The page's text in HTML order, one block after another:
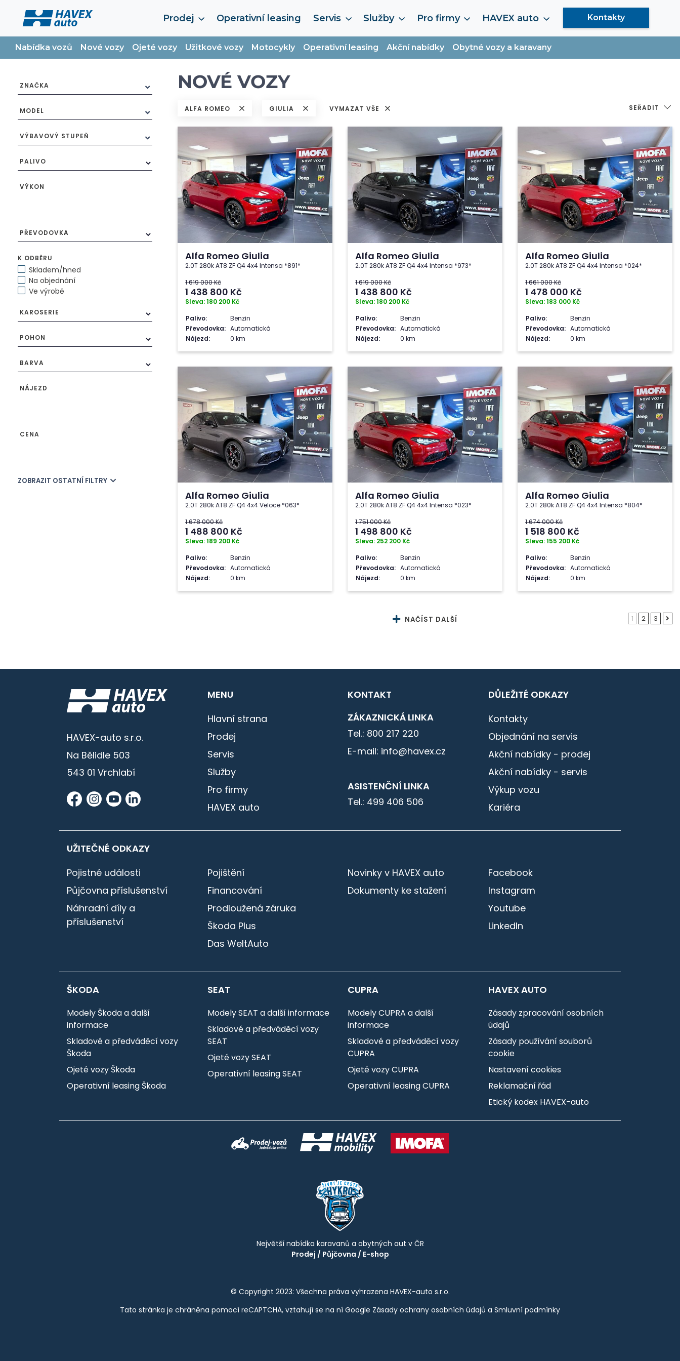
Prodej Operativní leasing Servis Služby Pro firmy HAVEX auto Kontakty
Nabídka vozů Nové vozy Ojeté vozy Užitkové vozy Motocykly Operativní leasing Akční nabídky Obytné vozy a karavany
ZNAČKA
MODEL
VÝBAVOVÝ STUPEŇ
PALIVO
VÝKON
PŘEVODOVKA
K ODBĚRU
Skladem/hned
Na objednání
Ve výrobě
KAROSERIE
POHON
BARVA
NÁJEZD
CENA
ZOBRAZIT OSTATNÍ FILTRY
NOVÉ VOZY
ALFA ROMEO GIULIA VYMAZAT VŠE SEŘADIT
Alfa Romeo Giulia
2.0T 280k AT8 ZF Q4 4x4 Intensa *891*
1 619 000 Kč
1 438 800 Kč
Sleva: 180 200 Kč
Palivo:
Benzin
Převodovka: Automatická
Nájezd:
0 km
Alfa Romeo Giulia
2.0T 280k AT8 ZF Q4 4x4 Intensa *973*
1 619 000 Kč
1 438 800 Kč
Sleva: 180 200 Kč
Palivo:
Benzin
Převodovka: Automatická
Nájezd:
0 km
Alfa Romeo Giulia
2.0T 280k AT8 ZF Q4 4x4 Intensa *024*
1 661 000 Kč
1 478 000 Kč
Sleva: 183 000 Kč
Palivo:
Benzin
Převodovka: Automatická
Nájezd:
0 km
Alfa Romeo Giulia
2.0T 280k AT8 ZF Q4 4x4 Veloce *063*
1 678 000 Kč
1 488 800 Kč
Sleva: 189 200 Kč
Palivo:
Benzin
Převodovka: Automatická
Nájezd:
0 km
Alfa Romeo Giulia
2.0T 280k AT8 ZF Q4 4x4 Intensa *023*
1 751 000 Kč
1 498 800 Kč
Sleva: 252 200 Kč
Palivo:
Benzin
Převodovka: Automatická
Nájezd:
0 km
Alfa Romeo Giulia
2.0T 280k AT8 ZF Q4 4x4 Intensa *804*
1 674 000 Kč
1 518 800 Kč
Sleva: 155 200 Kč
Palivo:
Benzin
Převodovka: Automatická
Nájezd:
0 km
NAČÍST DALŠÍ 1 2 3
HAVEX-auto s.r.o.
Na Bělidle 503
543 01 Vrchlabí
MENU
Hlavní strana
Prodej
Servis
Služby
Pro firmy
HAVEX auto
KONTAKT
ZÁKAZNICKÁ LINKA
Tel.: 800 217 220
E-mail: info@havex.cz
ASISTENČNÍ LINKA
Tel.: 499 406 506
DŮLEŽITÉ ODKAZY
Kontakty
Objednání na servis
Akční nabídky - prodej
Akční nabídky - servis
Výkup vozu
Kariéra
UŽITEČNÉ ODKAZY
Pojistné události
Půjčovna příslušenství
Náhradní díly a
příslušenství
Pojištění
Financování
Prodloužená záruka
Škoda Plus
Das WeltAuto
Novinky v HAVEX auto
Dokumenty ke stažení
Facebook
Instagram
Youtube
LinkedIn
ŠKODA
Modely Škoda a další
informace
Skladové a předváděcí vozy
Škoda
Ojeté vozy Škoda
Operativní leasing Škoda
SEAT
Modely SEAT a další informace
Skladové a předváděcí vozy
SEAT
Ojeté vozy SEAT
Operativní leasing SEAT
CUPRA
Modely CUPRA a další
informace
Skladové a předváděcí vozy
CUPRA
Ojeté vozy CUPRA
Operativní leasing CUPRA
HAVEX AUTO
Zásady zpracování osobních
údajů
Zásady používání souborů
cookie
Nastavení cookies
Reklamační řád
Etický kodex HAVEX-auto
Největší nabídka karavanů a obytných aut v ČR
Prodej / Půjčovna / E-shop
© Copyright 2023: Všechna práva vyhrazena HAVEX-auto s.r.o.
Tato stránka je chráněna pomocí reCAPTCHA, vztahují se na ní Google Zásady ochrany osobních údajů a Smluvní podmínky